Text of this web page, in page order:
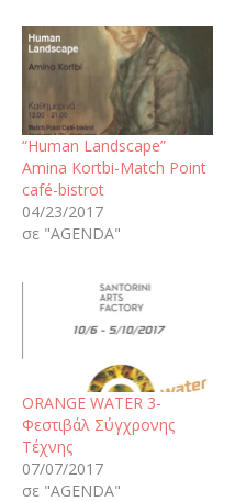
“Human Landscape”
Amina Kortbi-Match Point
café-bistrot
04/23/2017
σε "AGENDA"
ORANGE WATER 3-
Φεστιβάλ Σύγχρονης
Τέχνης
07/07/2017
σε "AGENDA"